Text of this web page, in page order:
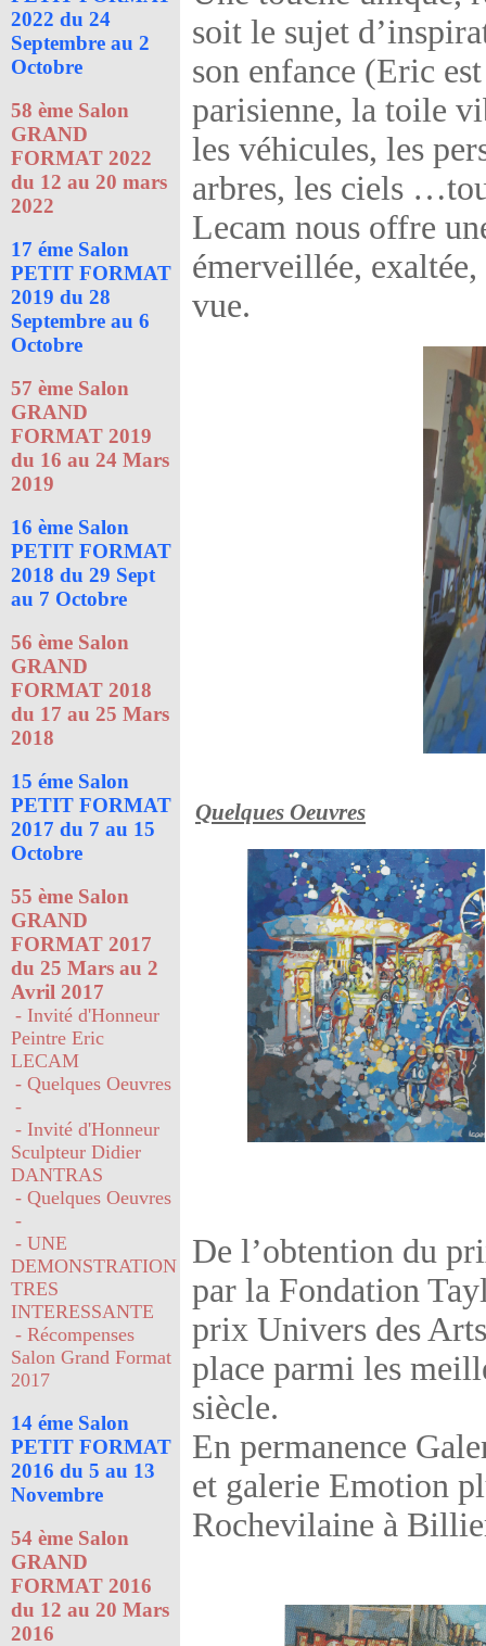
2022 du 24
Septembre au 2
Octobre
58 ème Salon
GRAND
FORMAT 2022
du 12 au 20 mars
2022
17 éme Salon
PETIT FORMAT
2019 du 28
Septembre au 6
Octobre
57 ème Salon
GRAND
FORMAT 2019
du 16 au 24 Mars
2019
16 ème Salon
PETIT FORMAT
2018 du 29 Sept
au 7 Octobre
56 ème Salon
GRAND
FORMAT 2018
du 17 au 25 Mars
2018
15 éme Salon
PETIT FORMAT
2017 du 7 au 15
Octobre
55 ème Salon
GRAND
FORMAT 2017
du 25 Mars au 2
Avril 2017
- Invité d'Honneur
Peintre Eric
LECAM
- Quelques Oeuvres
-
- Invité d'Honneur
Sculpteur Didier
DANTRAS
- Quelques Oeuvres
-
- UNE
DEMONSTRATION
TRES
INTERESSANTE
- Récompenses
Salon Grand Format
2017
14 éme Salon
PETIT FORMAT
2016 du 5 au 13
Novembre
54 ème Salon
GRAND
FORMAT 2016
du 12 au 20 Mars
2016
soit le sujet
son enfance (Eric
parisienne, la toile
les véhicules, les
arbres, les ciels
Lecam nous offre
émerveillée,
vue.
Quelques Oeuvres
De l’obtention du
par la Fondation
prix Univers des
place parmi les
siècle.
En permanence
et galerie Emotion
Rochevilaine à